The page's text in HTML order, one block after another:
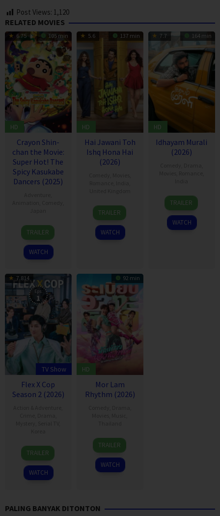
Post Views: 1,120
RELATED MOVIES
6.75 105 min
HD
Crayon Shin-
chan the Movie:
Super Hot! The
Spicy Kasukabe
Dancers (2025)
8
Aug
2025
Masakazu
Hashimoto
TRAILER
WATCH
5.6 137 min
HD
Hai Jawani Toh
Ishq Hona Hai
(2026)
4
Jun
2026
David
Dhawan
TRAILER
WATCH
7.7 164 min
HD
Idhayam Murali
(2026)
10
Jul
2026
Aakash
Baskaran
TRAILER
WATCH
7.814
Eps:
1
TV Show
Flex X Cop
Season 2 (2026)
26
Jan
2024
Lee
Ok-
gyu
TRAILER
WATCH
92 min
HD
Mor Lam
Rhythm (2026)
19
Mar
2026
Thananat
Sukchareon
TRAILER
WATCH
PALING BANYAK DITONTON